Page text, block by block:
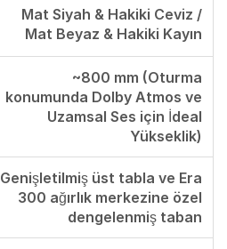
Mat Siyah & Hakiki Ceviz /
Mat Beyaz & Hakiki Kayın
~800 mm (Oturma
konumunda Dolby Atmos ve
Uzamsal Ses için İdeal
Yükseklik)
Genişletilmiş üst tabla ve Era
300 ağırlık merkezine özel
dengelenmiş taban